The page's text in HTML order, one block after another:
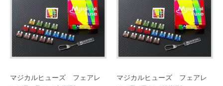
マジカルヒューズ フェアレ
マジカルヒューズ フェアレ